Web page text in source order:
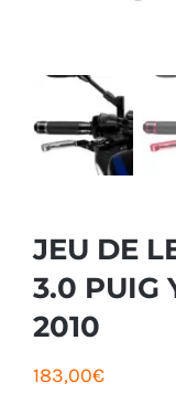
JEU DE
3.0 PUIG
2010
183,00€